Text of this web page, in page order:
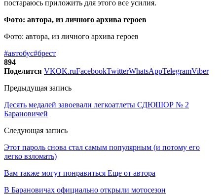
постараюсь приложить для этого все усилия.
Фото: автора, из личного архива героев
Фото: автора, из личного архива героев
#автобус#брест
894
Поделится VKOK.ruFacebookTwitterWhatsAppTelegramViber
Предыдущая запись
Десять медалей завоевали легкоатлеты СДЮШОР № 2
Барановичей
Следующая запись
Этот пароль снова стал самым популярным (и потому его
легко взломать)
Вам также могут понравиться Еще от автора
В Барановичах официально открыли мотосезон